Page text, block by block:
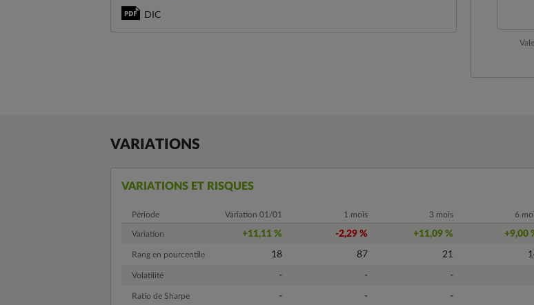
DIC
VARIATIONS
VARIATIONS ET RISQUES
Période Variation 01/01 1 mois 3 mois 6
Variation +11,11 % -2,29 % +11,09 % +9,00
Rang en pourcentile 18 87 21
Volatilité - - -
Ratio de Sharpe - - -